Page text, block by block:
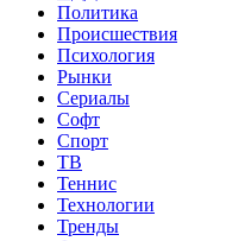
Политика
Происшествия
Психология
Рынки
Сериалы
Софт
Спорт
ТВ
Теннис
Технологии
Тренды